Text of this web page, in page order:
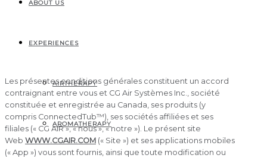
ABOUT US
EXPERIENCES
AIRTHERAPY
AROMATHERAPY
CONDITIONS
Les présentes conditions générales constituent un accord
contraignant entre vous et CG Air Systèmes Inc., société
constituée et enregistrée au Canada, ses produits (y
compris ConnectedTub™), ses sociétés affiliées et ses
filiales (« CG AIR », « nous », « notre »). Le présent site
Web WWW.CGAIR.COM (« Site ») et ses applications mobiles
(« App ») vous sont fournis, ainsi que toute modification ou